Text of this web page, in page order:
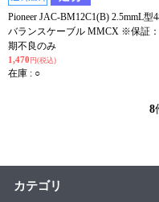
Pioneer JAC-BM12C1(B) 2.5mmL型
バランスケーブル MMCX ※保証
期不良のみ
1,470 円(税込)
在庫 : ○
8
カテゴリ